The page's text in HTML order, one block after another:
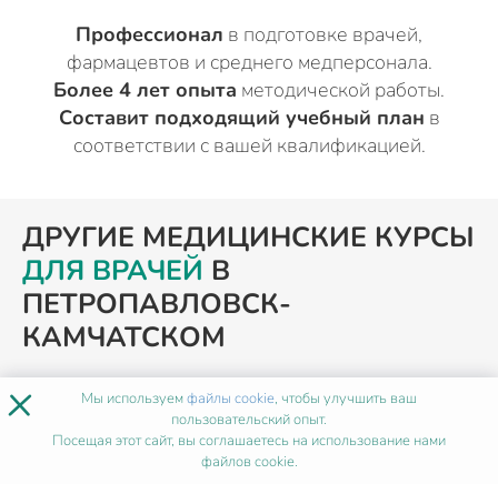
Профессионал в подготовке врачей,
фармацевтов и среднего медперсонала.
Более 4 лет опыта методической работы.
Составит подходящий учебный план в
соответствии с вашей квалификацией.
ДРУГИЕ МЕДИЦИНСКИЕ КУРСЫ
ДЛЯ ВРАЧЕЙ В
ПЕТРОПАВЛОВСК-
КАМЧАТСКОМ
ПОХОЖИЕ ПРОГРАММЫ
× Мы используемфайлы cookie, чтобы улучшить ваш
пользовательский опыт.
Посещая этот сайт, вы соглашаетесь на использование нами
файлов cookie.